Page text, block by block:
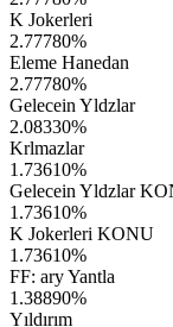
K Jokerleri
2.77780%
Eleme Hanedan
2.77780%
Gelecein Yldzlar
2.08330%
Krlmazlar
1.73610%
Gelecein Yldzlar
1.73610%
K Jokerleri KONU
1.73610%
FF: ary Yantla
1.38890%
Yıldırım